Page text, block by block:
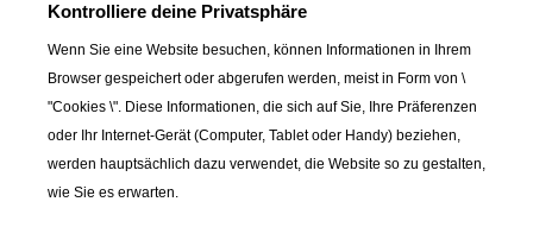
SPINLOCK
Automatischer Stopper
Spinlock XAS, doppelt
139,00 CHF
SPINLOCK
Automatischer Stopper
Spinlock XAS, einfach für
Tauwerk Ø 6 - 12 mm
89,90 CHF
Kontrolliere deine Privatsphäre
Wenn Sie eine Website besuchen, können Informationen in Ihrem
Browser gespeichert oder abgerufen werden, meist in Form von \
"Cookies \". Diese Informationen, die sich auf Sie, Ihre Präferenzen
oder Ihr Internet-Gerät (Computer, Tablet oder Handy) beziehen,
werden hauptsächlich dazu verwendet, die Website so zu gestalten,
wie Sie es erwarten.